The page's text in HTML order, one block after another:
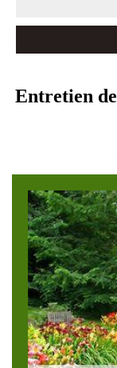
Entretien